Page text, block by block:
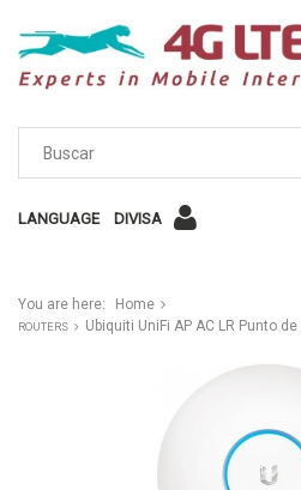
LANGUAGE DIVISA
You are here: Home
ROUTERS Ubiquiti UniFi AP AC LR Punto